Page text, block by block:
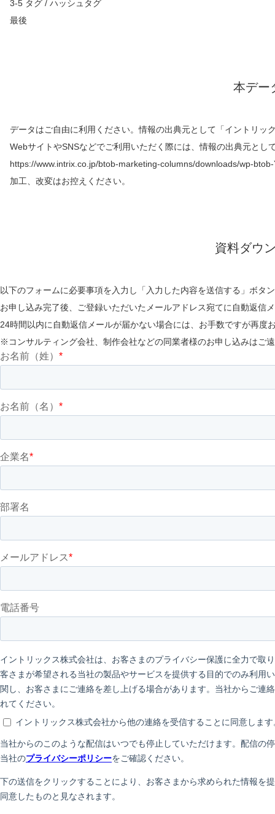
3-5 タグ / ハッシュタグ
最後
本デー
データはご自由に利用ください。情報の出典元として「イントリッ
WebサイトやSNSなどでご利用いただく際には、情報の出典元とし
https://www.intrix.co.jp/btob-marketing-columns/downloads/wp-
加工、改変はお控えください。
資料ダウ
以下のフォームに必要事項を入力し「入力した内容を送信する」ボタ
お申し込み完了後、ご登録いただいたメールアドレス宛てに自動返信
24時間以内に自動返信メールが届かない場合には、お手数ですが再度
※コンサルティング会社、制作会社などの同業者様のお申し込みはご